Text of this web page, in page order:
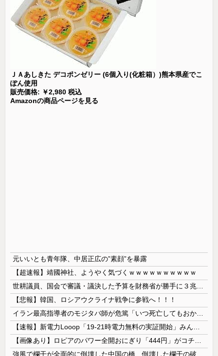
ＪＡあしきた デコポンゼリー (6個入り(化粧箱）)熊本県産でこ
ぽん使用
販売価格: ￥2,980 税込
Amazonの商品ページを見る
元いいとも青年隊、中居正広の”素顔”を暴露
【超速報】靖國神社、ようやく気づくｗｗｗｗｗｗｗｗｗｗ
【悲報】韓国、ロシアウクライナ戦争に参戦へ！！！